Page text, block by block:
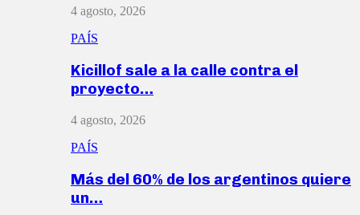
4 agosto, 2026
PAÍS
Kicillof sale a la calle contra el
proyecto…
4 agosto, 2026
PAÍS
Más del 60% de los argentinos quiere
un…